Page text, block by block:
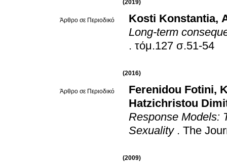
(2019)
Άρθρο σε Περιοδικό Kosti Konstantia,
Long-term
.
τόμ.127 σ.51-54
(2016)
Άρθρο σε Περιοδικό Ferenidou Fotini,
Hatzichristou
Response Models:
Sexuality . The
(2009)